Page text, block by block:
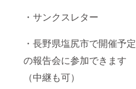
・サンクスレター
・長野県塩尻市で開催予定
の報告会に参加できます
（中継も可）